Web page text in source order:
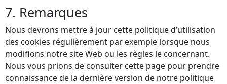
7. Remarques
Nous devrons mettre à jour cette politique d’utilisation
des cookies régulièrement par exemple lorsque nous
modifions notre site Web ou les règles le concernant.
Nous vous prions de consulter cette page pour prendre
connaissance de la dernière version de notre politique